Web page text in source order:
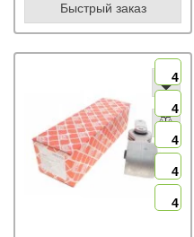
Быстрый заказ
4
4
4
4
4